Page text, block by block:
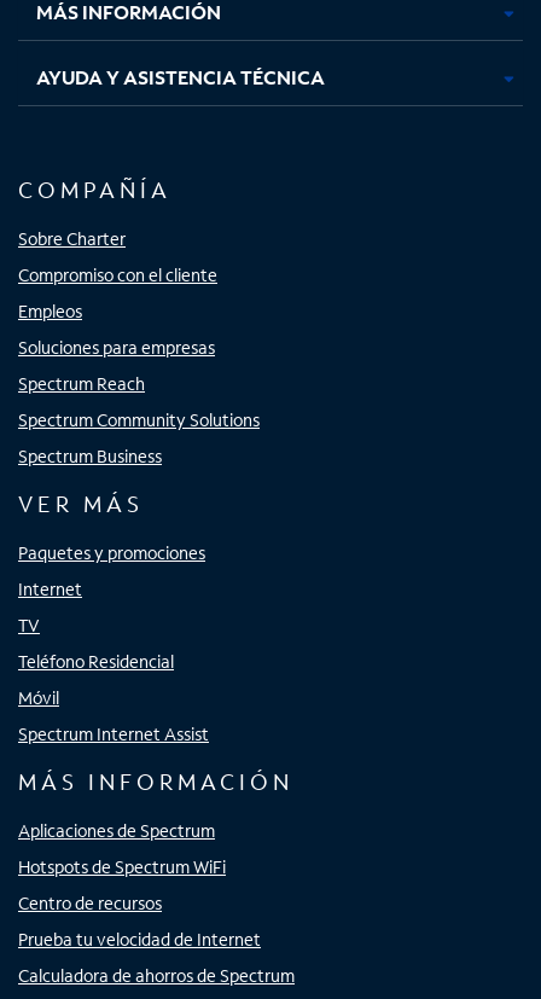
MÁS INFORMACIÓN
AYUDA Y ASISTENCIA TÉCNICA
COMPAÑÍA
Sobre Charter
Compromiso con el cliente
Empleos
Soluciones para empresas
Spectrum Reach
Spectrum Community Solutions
Spectrum Business
VER MÁS
Paquetes y promociones
Internet
TV
Teléfono Residencial
Móvil
Spectrum Internet Assist
MÁS INFORMACIÓN
Aplicaciones de Spectrum
Hotspots de Spectrum WiFi
Centro de recursos
Prueba tu velocidad de Internet
Calculadora de ahorros de Spectrum